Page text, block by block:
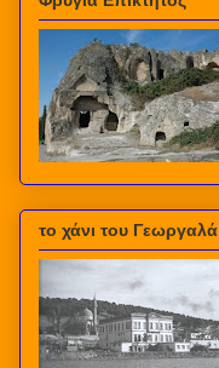
το χάνι του Γεωργαλά